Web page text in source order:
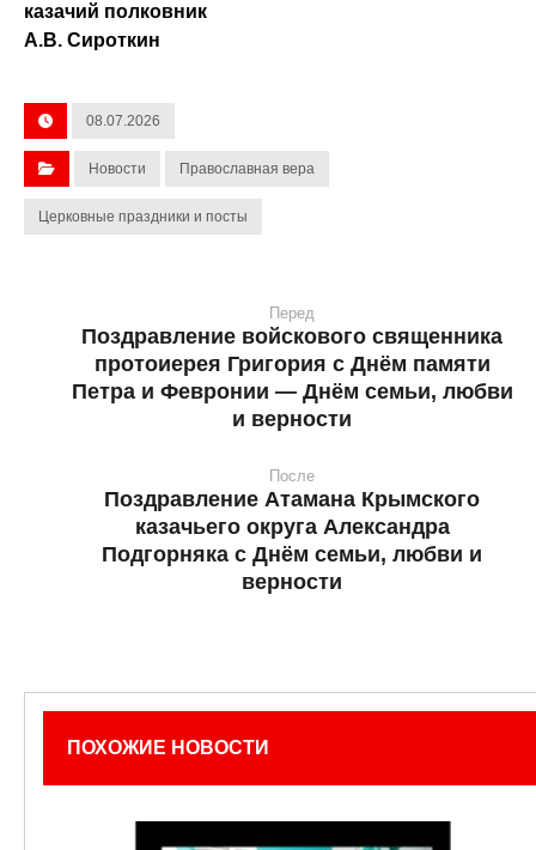
казачий полковник
А.В. Сироткин
08.07.2026
Новости Православная вера
Церковные праздники и посты
Перед
Поздравление войскового священника
протоиерея Григория с Днём памяти
Петра и Февронии — Днём семьи, любви
и верности
После
Поздравление Атамана Крымского
казачьего округа Александра
Подгорняка с Днём семьи, любви и
верности
ПОХОЖИЕ НОВОСТИ